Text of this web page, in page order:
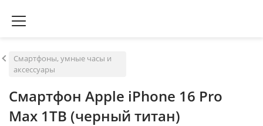
Смартфоны, умные часы и
аксессуары
Смартфон Apple iPhone 16 Pro
Max 1TB (черный титан)